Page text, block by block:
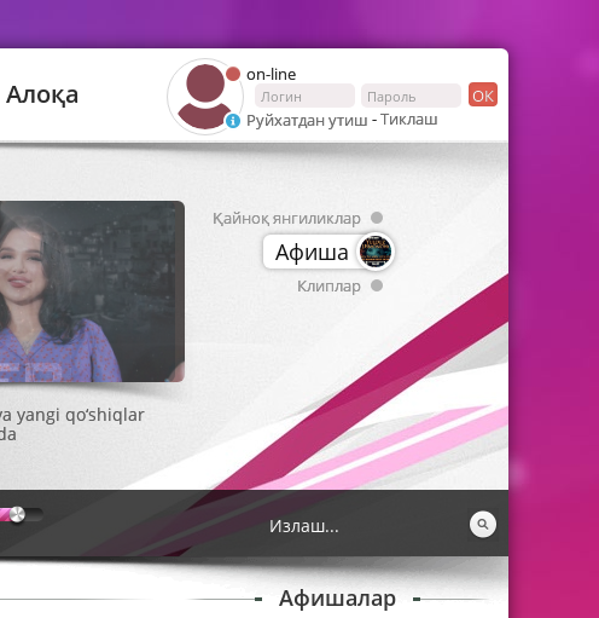
on-line
ОК
Руйхатдан утиш -Тиклаш
Алоқа
Қайноқ янгиликлар
Афиша
Клиплар
Афишалар